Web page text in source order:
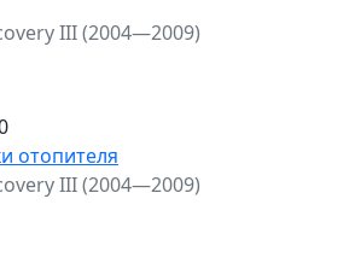
III (2004—2009)
отопителя
III (2004—2009)